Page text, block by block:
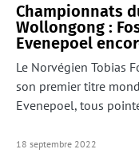
Championnats
Wollongong :
Evenepoel
Le Norvégien Tobias
son premier titre
Evenepoel, tous
18 septembre 2022